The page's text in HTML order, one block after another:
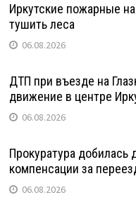
Иркутские пожарные
тушить леса
06.08.2026
ДТП при въезде на
движение в центре
06.08.2026
Прокуратура
компенсации за
06.08.2026